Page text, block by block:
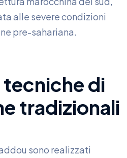
alle severe condizioni
pre-sahariana.
tecniche di
tradizionali
sono realizzati